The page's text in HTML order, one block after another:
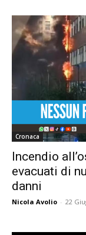
Cronaca
Incendio
evacuati di
danni
Nicola Avolio - 22